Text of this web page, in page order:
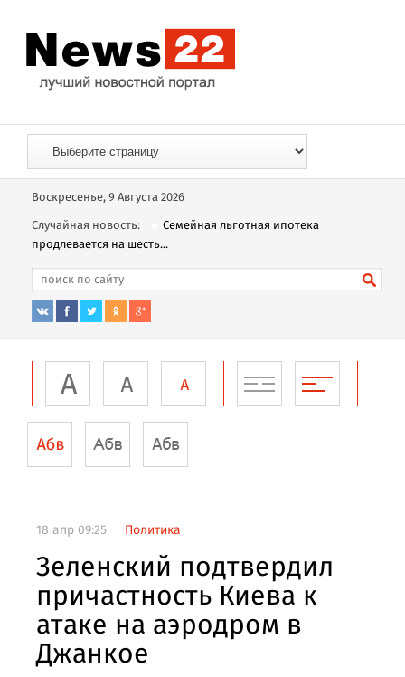
Воскресенье, 9 Августа 2026
Случайная новость:
Семейная льготная ипотека
продлевается на шесть...
18 апр 09:25 Политика
Зеленский подтвердил
причастность Киева к
атаке на аэродром в
Джанкое